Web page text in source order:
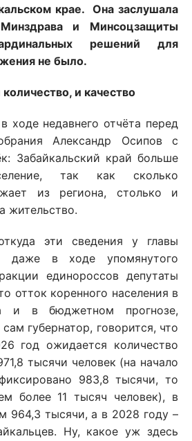
крае. Она заслушала
Минздрава и Минсоцзащиты
решений для
не было.
и качество
ходе недавнего отчёта перед
Александр Осипов с
Забайкальский край больше
так как сколько
из региона, столько и
жительство.
эти сведения у главы
даже в ходе упомянутого
единороссов депутаты
отток коренного населения в
и в бюджетном прогнозе,
губернатор, говорится, что
год ожидается количество
тысячи человек (на начало
983,8 тысячи, то
более 11 тысяч человек), в
964,3 тысячи, а в 2028 году –
Ну, какое уж здесь